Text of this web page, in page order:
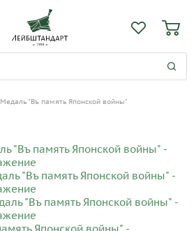
Медаль "Въ память Японской войны"